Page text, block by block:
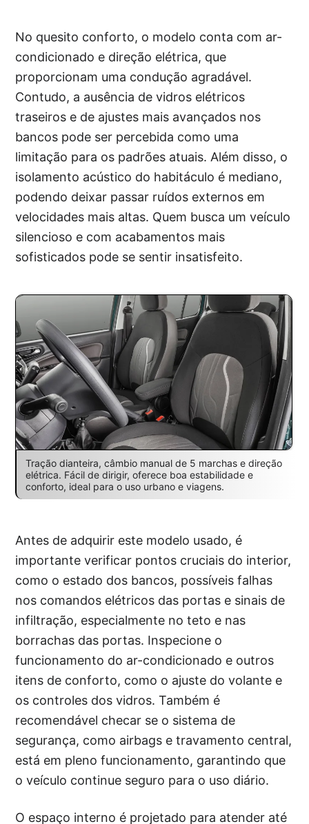
No quesito conforto, o modelo conta com ar-
condicionado e direção elétrica, que
proporcionam uma condução agradável.
Contudo, a ausência de vidros elétricos
traseiros e de ajustes mais avançados nos
bancos pode ser percebida como uma
limitação para os padrões atuais. Além disso, o
isolamento acústico do habitáculo é mediano,
podendo deixar passar ruídos externos em
velocidades mais altas. Quem busca um veículo
silencioso e com acabamentos mais
sofisticados pode se sentir insatisfeito.
Tração dianteira, câmbio manual de 5 marchas e direção
elétrica. Fácil de dirigir, oferece boa estabilidade e
conforto, ideal para o uso urbano e viagens.
Antes de adquirir este modelo usado, é
importante verificar pontos cruciais do interior,
como o estado dos bancos, possíveis falhas
nos comandos elétricos das portas e sinais de
infiltração, especialmente no teto e nas
borrachas das portas. Inspecione o
funcionamento do ar-condicionado e outros
itens de conforto, como o ajuste do volante e
os controles dos vidros. Também é
recomendável checar se o sistema de
segurança, como airbags e travamento central,
está em pleno funcionamento, garantindo que
o veículo continue seguro para o uso diário.
O espaço interno é projetado para atender até